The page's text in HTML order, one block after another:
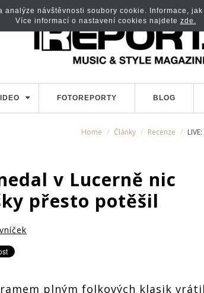
FOTOREPORTY BLOG
Home Články Recenze
v Lucerně nic
přesto potěšil
plným folkových klasik vrátil
návštěvnosti soubory cookie. Informace,
Více informací o nastavení cookies najdete zde.